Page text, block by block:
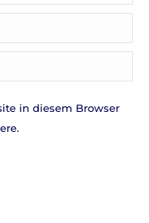
in diesem Browser